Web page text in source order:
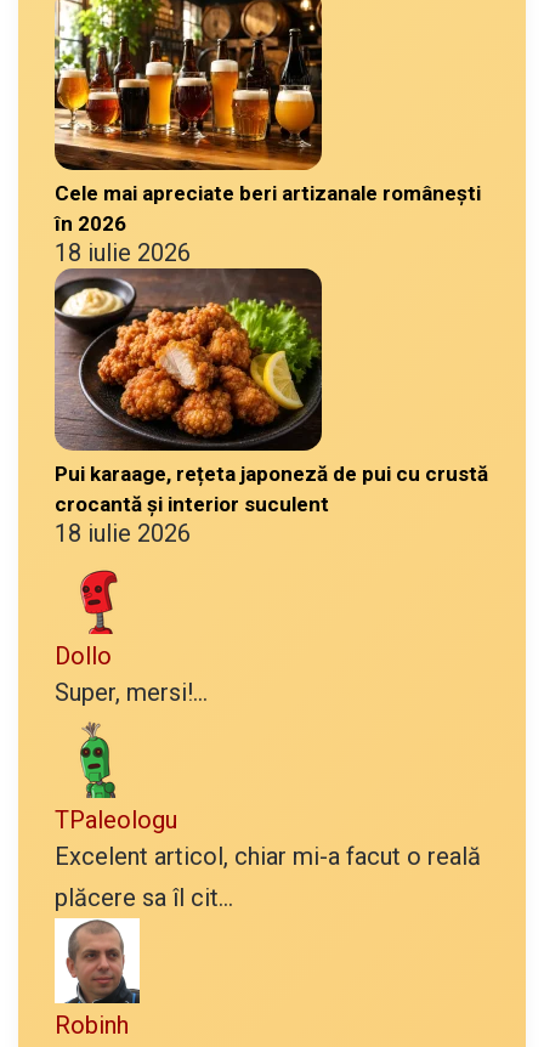
Cele mai apreciate beri artizanale românești
în 2026
18 iulie 2026
Pui karaage, rețeta japoneză de pui cu crustă
crocantă și interior suculent
18 iulie 2026
Dollo
Super, mersi!...
TPaleologu
Excelent articol, chiar mi-a facut o reală
plăcere sa îl cit...
Robinh